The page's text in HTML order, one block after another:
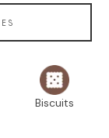
Biscuits